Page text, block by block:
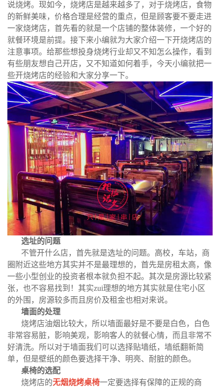
说烧烤。现如今，烧烤店是越来越多了，对于烧烤店，食物
的新鲜美味，价格合理是经营的重点，但是顾客要不要走进
一家烧烤店，首先看的就是一个店铺的整体装修，一个好的
就餐环境是前提。接下来小编就为大家介绍一下开烧烤店的
注意事项。给那些想投身烧烤行业却又不知怎么操作，看到
有些朋友想自己开店，又不知道如何着手，今天小编就把一
些开烧烤店的经验和大家分享一下。
选址的问题
不管开什么店，首先就是选址的问题。高校，车站，商
圈附近这些地方其实并不是最理想的，首先是房租太高，像
一些小型创业的投资者根本就负担不起。其次是房源比较紧
张，也不容易找到！其实zui理想的地方其实就是住宅小区
的外围，房源较多而且房价及租金也相对来说。
墙面的处理
烧烤店油烟比较大，所以墙面最好是不要是白色，白色
非常容易脏，影响美观，影响客人的就餐心情，而且非常不
好清洗。所以对于墙面我们可以选择贴墙纸，墙纸翻新简
单，但是壁纸的颜色要选择干净、明亮、耐脏的颜色。
桌椅的选配
烧烤店的无烟烧烤桌椅一定要选择有保障的正规的商